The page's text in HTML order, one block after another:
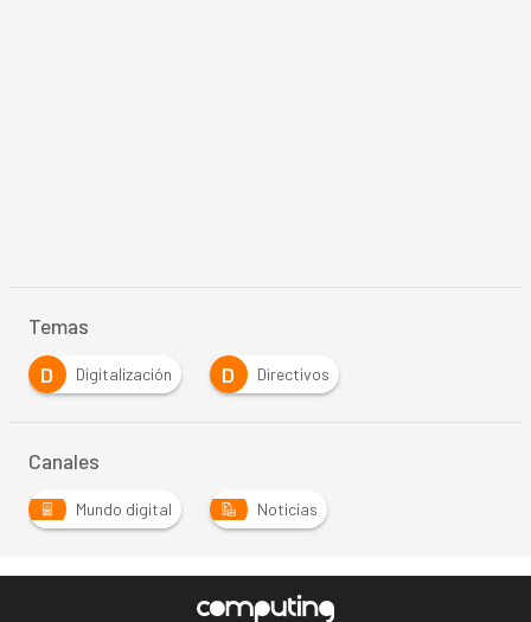
Temas
D
Digitalización D Directivos
Canales
Mundo digital Noticias